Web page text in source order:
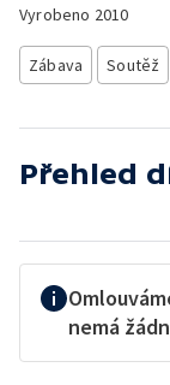
Vyrobeno 2010
Zábava Soutěž
Přehled
nemá